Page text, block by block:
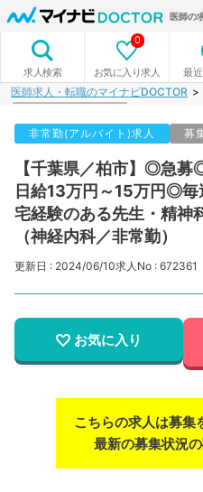
医師の
求人検索 お気に入り求人
0
最
医師求人・転職のマイナビDOCTOR
非常勤(アルバイト)求人 募
【千葉県／柏市】◎急
日給13万円～15万円◎毎
宅経験のある先生・精神
（神経内科／非常勤）
更新日 : 2024/06/10求人No : 672361
お気に入り
こちらの求人は募集
最新の募集状況